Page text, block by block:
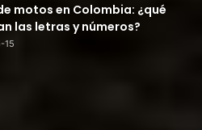
motos en Colombia: ¿qué
las letras y números?
15